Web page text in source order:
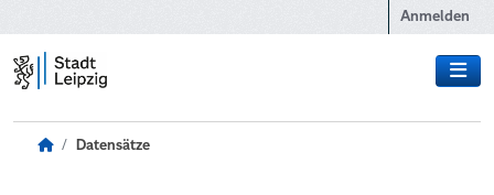
Anmelden
Datensätze